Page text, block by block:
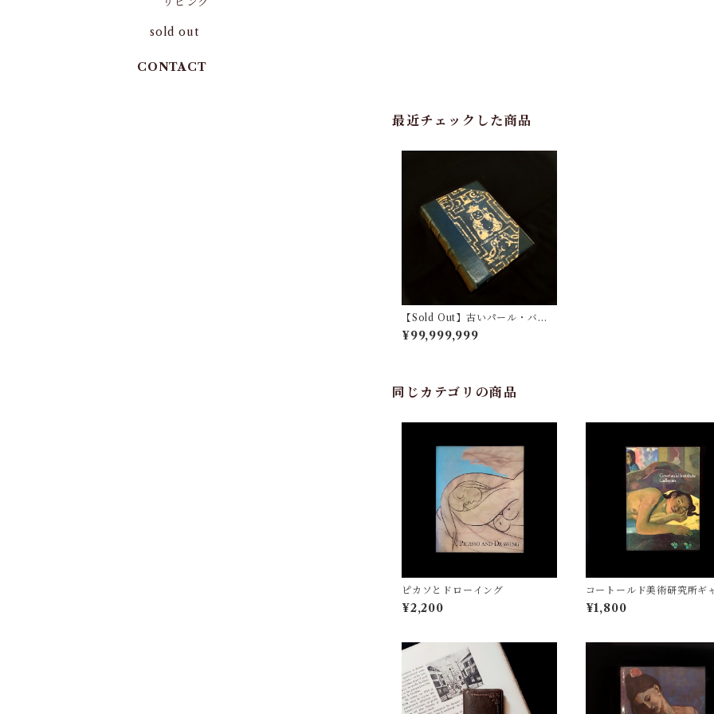
最近チェックした商品
【Sold Out】古いパール・バッ
クの長編小説
¥99,999,999
同じカテゴリの商品
ピカソとドローイング
¥2,200
コートールド美術研究所ギ
ーのコレクション
¥1,800
sold out
CONTACT